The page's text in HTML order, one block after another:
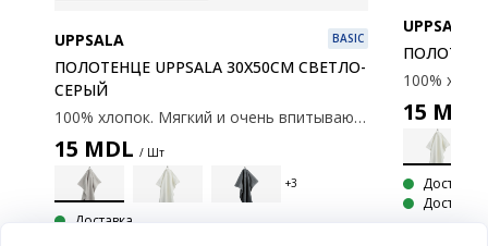
UPPSALA BASIC
ПОЛОТЕНЦЕ UPPSALA 30X50СМ СВЕТЛО-
СЕРЫЙ
100% хлопок. Мягкий и очень впитывающий. 400 г/м2. 30x50 см.
15 MDL / Шт
Доставка
UPPSALA
15 MDL
Доставка
Доступно